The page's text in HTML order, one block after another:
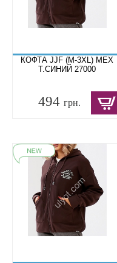
КОФТА JJF (M-3XL) МЕХ
Т.СИНИЙ 27000
494 грн.